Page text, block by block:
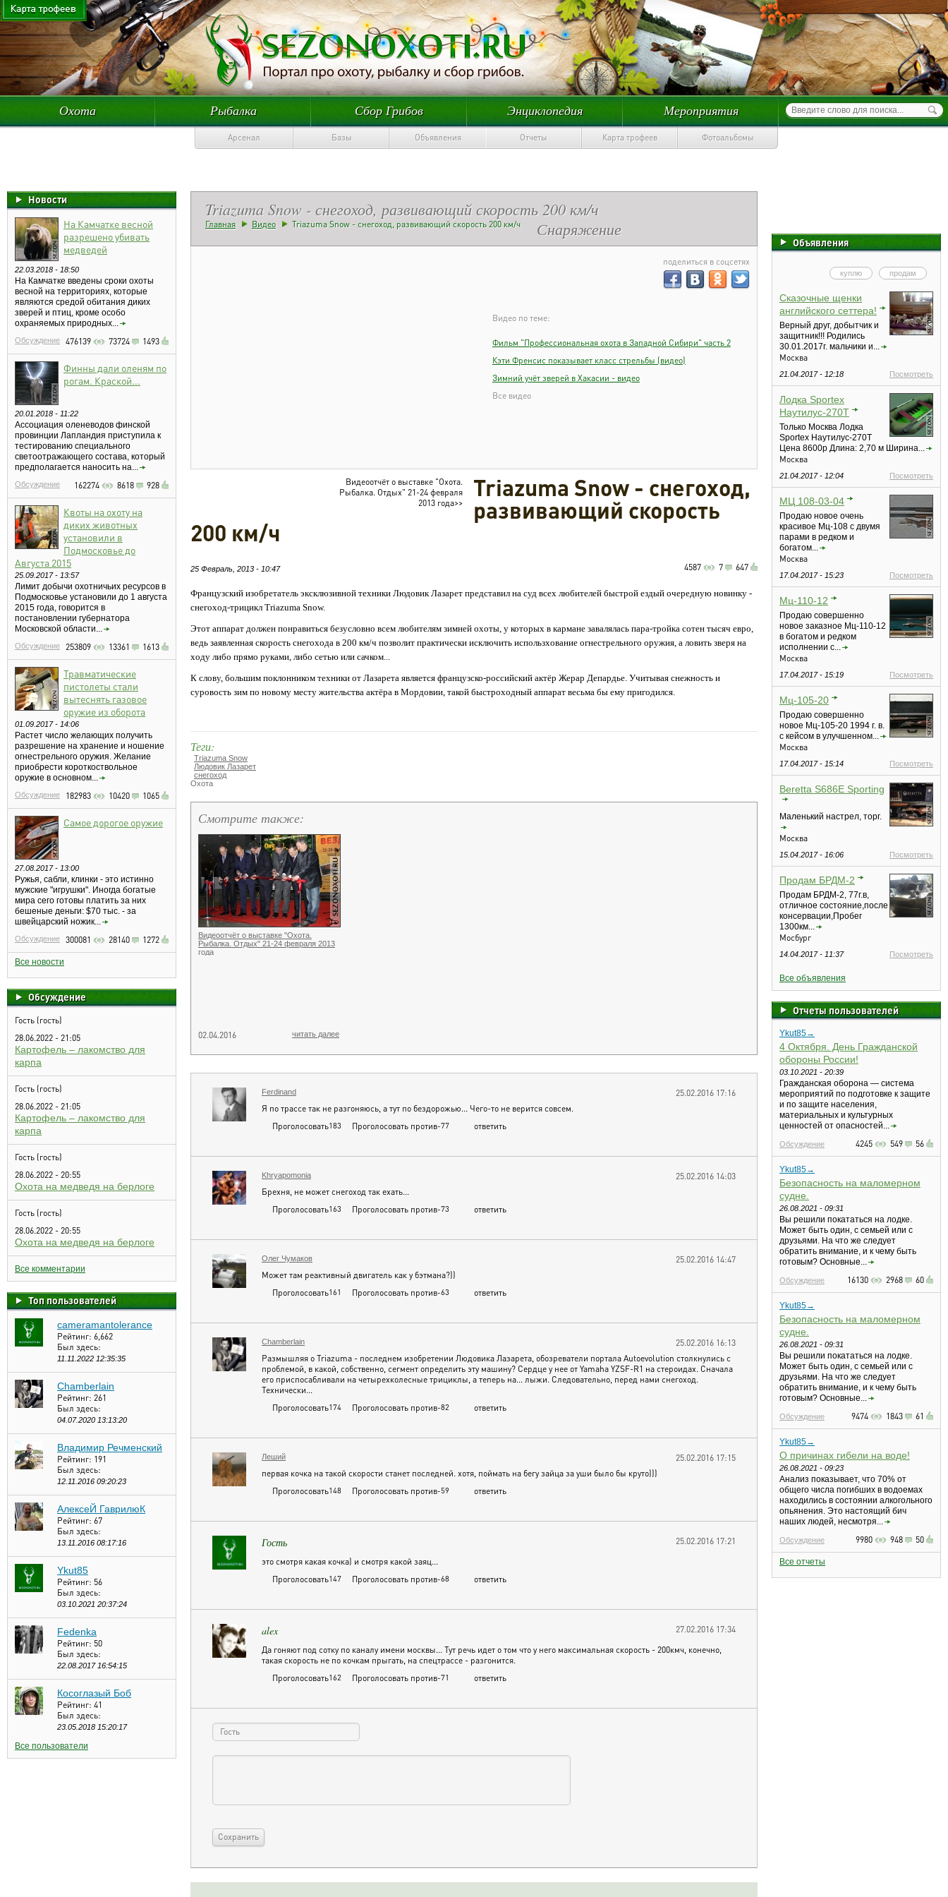
Охота Рыбалка Сбор Грибов Энциклопедия Мероприятия
Арсенал Базы Объявления Отчеты Карта трофеев Фотоальбомы
Новости
На Камчатке весной
разрешено убивать
медведей
22.03.2018 - 18:50
На Камчатке введены сроки охоты
весной на территориях, которые
являются средой обитания диких
зверей и птиц, кроме особо
охраняемых природных...
Обсуждение 476139 73724 1493
Финны дали оленям по
рогам. Краской...
20.01.2018 - 11:22
Ассоциация оленеводов финской
провинции Лапландия приступила к
тестированию специального
светоотражающего состава, который
предполагается наносить на...
Обсуждение 162274 8618 928
Квоты на охоту на
диких животных
установили в
Подмосковье до
Августа 2015
25.09.2017 - 13:57
Лимит добычи охотничьих ресурсов в
Подмосковье установили до 1 августа
2015 года, говорится в
постановлении губернатора
Московской области...
Обсуждение 253809 13361 1613
Травматические
пистолеты стали
вытеснять газовое
оружие из оборота
01.09.2017 - 14:06
Растет число желающих получить
разрешение на хранение и ношение
огнестрельного оружия. Желание
приобрести короткоствольное
оружие в основном...
Обсуждение 182983 10420 1065
Самое дорогое оружие
27.08.2017 - 13:00
Ружья, сабли, клинки - это истинно
мужские "игрушки". Иногда богатые
мира сего готовы платить за них
бешеные деньги: $70 тыс. - за
швейцарский ножик...
Обсуждение 300081 28140 1272
Все новости
Обсуждение
Гость (гость)
28.06.2022 - 21:05
Картофель – лакомство для
карпа
Гость (гость)
28.06.2022 - 21:05
Картофель – лакомство для
карпа
Гость (гость)
28.06.2022 - 20:55
Охота на медведя на берлоге
Гость (гость)
28.06.2022 - 20:55
Охота на медведя на берлоге
Все комментарии
Топ пользователей
cameramantolerance
Рейтинг: 6,662
Был здесь:
11.11.2022 12:35:35
Chamberlain
Рейтинг: 261
Был здесь:
04.07.2020 13:13:20
Владимир Речменский
Рейтинг: 191
Был здесь:
12.11.2016 09:20:23
АлексеЙ ГаврилюК
Рейтинг: 67
Был здесь:
13.11.2016 08:17:16
Ykut85
Рейтинг: 56
Был здесь:
03.10.2021 20:37:24
Fedenka
Рейтинг: 50
Был здесь:
22.08.2017 16:54:15
Косоглазый Боб
Рейтинг: 41
Был здесь:
23.05.2018 15:20:17
Все пользователи
Объявления
куплю продам
Сказочные щенки
английского сеттера!
Верный друг, добытчик и
защитник!!! Родились
30.01.2017г. мальчики и...
Москва
21.04.2017 - 12:18 Посмотреть
Лодка Sportex
Наутилус-270Т
Только Москва Лодка
Sportex Наутилус-270Т
Цена 8600р Длина: 2,70 м Ширина...
Москва
21.04.2017 - 12:04 Посмотреть
МЦ 108-03-04
Продаю новое очень
красивое Мц-108 с двумя
парами в редком и
богатом...
Москва
17.04.2017 - 15:23 Посмотреть
Мц-110-12
Продаю совершенно
новое заказное Мц-110-12
в богатом и редком
исполнении с...
Москва
17.04.2017 - 15:19 Посмотреть
Мц-105-20
Продаю совершенно
новое Мц-105-20 1994 г. в.
c кейсом в улучшенном...
Москва
17.04.2017 - 15:14 Посмотреть
Beretta S686E Sporting
Маленький настрел, торг.
Москва
15.04.2017 - 16:06 Посмотреть
Продам БРДМ-2
Продам БРДМ-2, 77г.в,
отличное состояние,после
консервации,Пробег
1300км...
Мосбург
14.04.2017 - 11:37 Посмотреть
Все объявления
Отчеты пользователей
Ykut85→
4 Октября. День Гражданской
обороны России!
03.10.2021 - 20:39
Гражданская оборона — система
мероприятий по подготовке к защите
и по защите населения,
материальных и культурных
ценностей от опасностей...
Обсуждение 4245 549 56
Ykut85→
Безопасность на маломерном
судне.
26.08.2021 - 09:31
Вы решили покататься на лодке.
Может быть один, с семьей или с
друзьями. На что же следует
обратить внимание, и к чему быть
готовым? Основные...
Обсуждение 16130 2968 60
Ykut85→
Безопасность на маломерном
судне.
26.08.2021 - 09:31
Вы решили покататься на лодке.
Может быть один, с семьей или с
друзьями. На что же следует
обратить внимание, и к чему быть
готовым? Основные...
Обсуждение 9474 1843 61
Ykut85→
О причинах гибели на воде!
26.08.2021 - 09:23
Анализ показывает, что 70% от
общего числа погибших в водоемах
находились в состоянии алкогольного
опьянения. Это настоящий бич
наших людей, несмотря...
Обсуждение 9980 948 50
Все отчеты
Triazuma Snow - снегоход, развивающий скорость 200 км/ч
Главная Видео Снаряжение
Triazuma Snow - снегоход, развивающий скорость 200 км/ч
поделиться в соцсетях
Видео по теме:
Фильм "Профессиональная охота в Западной Сибири" часть 2
Кэти Френсис показывает класс стрельбы (видео)
Зимний учёт зверей в Хакасии - видео
Все видео
Видеоотчёт о выставке "Охота.
Рыбалка. Отдых" 21-24 февраля
2013 года>>
Triazuma Snow - снегоход,
развивающий скорость
200 км/ч
25 Февраль, 2013 - 10:47 4587 7 647
Французский изобретатель эксклюзивной техники Людовик Лазарет представил на суд всех любителей быстрой ездый очередную новинку -
снегоход-трицикл Triazuma Snow.
Этот аппарат должен понравиться безусловно всем любителям зимней охоты, у которых в кармане завалялась пара-тройка сотен тысяч евро,
ведь заявленная скорость снегохода в 200 км/ч позволит практически исключить использхование огнестрельного оружия, а ловить зверя на
ходу либо прямо руками, либо сетью или сачком...
К слову, большим поклонником техники от Лазарета является французско-российский актёр Жерар Депардье. Учитывая снежность и
суровость зим по новому месту жительства актёра в Мордовии, такой быстроходный аппарат весьма бы ему пригодился.
Теги:
Triazuma Snow
Людовик Лазарет
снегоход
Охота
Смотрите также:
Видеоотчёт о выставке "Охота.
Рыбалка. Отдых" 21-24 февраля 2013
года
читать далее
02.04.2016
25.02.2016 17:16
Ferdinand
Я по трассе так не разгоняюсь, а тут по бездорожью... Чего-то не верится совсем.
Проголосовать183 Проголосовать против-77 ответить
25.02.2016 14:03
Khryapomonia
Брехня, не может снегоход так ехать...
Проголосовать163 Проголосовать против-73 ответить
25.02.2016 14:47
Олег Чумаков
Может там реактивный двигатель как у бэтмана?))
Проголосовать161 Проголосовать против-63 ответить
25.02.2016 16:13
Chamberlain
Размышляя о Triazuma - последнем изобретении Людовика Лазарета, обозреватели портала Autoevolution столкнулись с
проблемой, в какой, собственно, сегмент определить эту машину? Сердце у нее от Yamaha YZSF-R1 на стероидах. Сначала
его приспосабливали на четырехколесные трициклы, а теперь на... лыжи. Следовательно, перед нами снегоход.
Технически...
Проголосовать174 Проголосовать против-82 ответить
25.02.2016 17:15
Леший
первая кочка на такой скорости станет последней. хотя, поймать на бегу зайца за уши было бы круто)))
Проголосовать148 Проголосовать против-59 ответить
25.02.2016 17:21
Гость
это смотря какая кочка) и смотря какой заяц...
Проголосовать147 Проголосовать против-68 ответить
27.02.2016 17:34
alex
Да гоняют под сотку по каналу имени москвы... Тут речь идет о том что у него максимальная скорость - 200кмч, конечно,
такая скорость не по кочкам прыгать, на спецтрассе - разгонится.
Проголосовать162 Проголосовать против-71 ответить